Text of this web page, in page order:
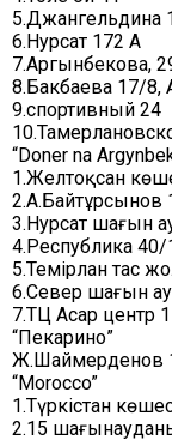
5.Джангельдина
6.Нурсат 172 А
7.Аргынбекова,
8.Бакбаева 17/8,
9.спортивный 24
“Doner na
1.Желтоқсан
2.А.Байтұрсынов
3.Нурсат шағын
4.Республика 40/
5.Темірлан тас
6.Север шағын
7.ТЦ Асар центр 1
“Пекарино”
Ж.Шаймерденов
“Morocco”
1.Түркістан
2.15